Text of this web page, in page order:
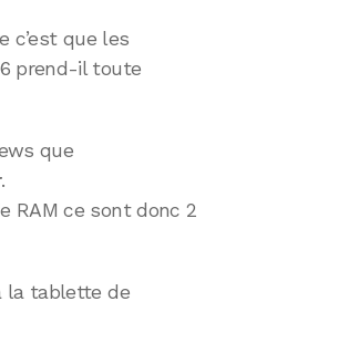
c’est que les
prend-il toute
que
.
RAM ce sont donc 2
la tablette de